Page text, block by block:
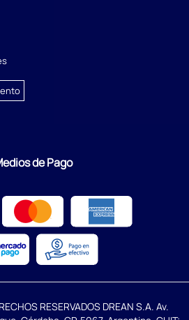
de Pago
RESERVADOS DREAN S.A. Av.